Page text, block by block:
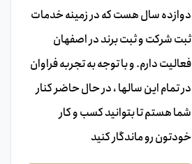
دوازده سال هست که در زمینه خدمات
ثبت شرکت و ثبت برند در اصفهان
فعالیت دارم. و با توجه به تجربه فراوان
در تمام این سالها ، در حال حاضر کنار
شما هستم تا بتوانید کسب و کار
خودتون رو ماندگار کنید